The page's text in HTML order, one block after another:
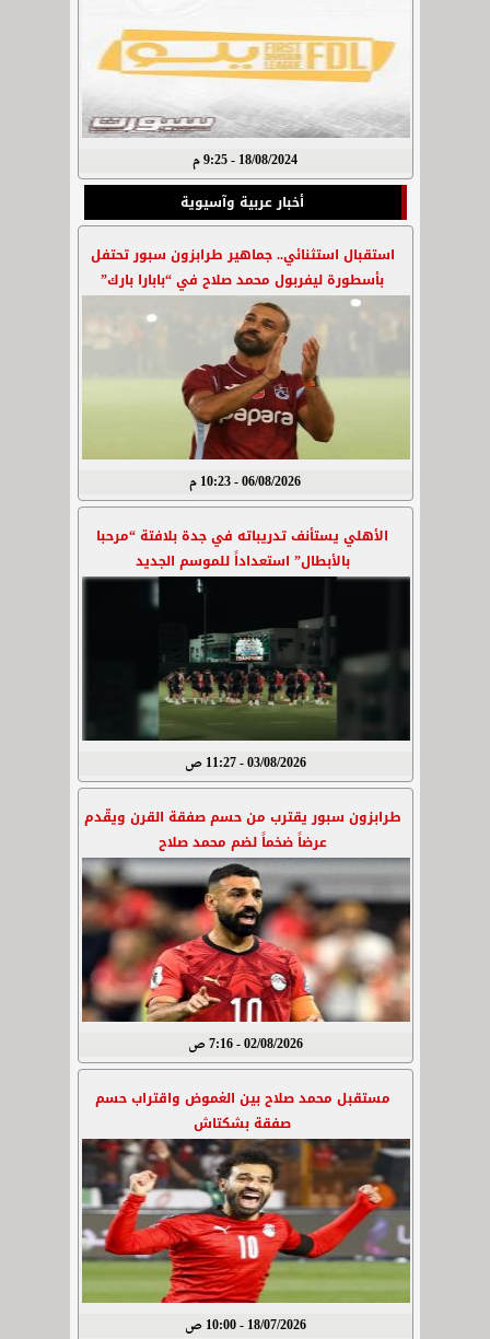
18/08/2024 - 9:25 م
أخبار عربية وآسيوية
استقبال استثنائي.. جماهير طرابزون سبور تحتفل
بأسطورة ليفربول محمد صلاح في “بابارا بارك”
06/08/2026 - 10:23 م
الأهلي يستأنف تدريباته في جدة بلافتة “مرحبا
بالأبطال” استعداداً للموسم الجديد
03/08/2026 - 11:27 ص
طرابزون سبور يقترب من حسم صفقة القرن ويقّدم
عرضاً ضخماً لضم محمد صلاح
02/08/2026 - 7:16 ص
مستقبل محمد صلاح بين الغموض واقتراب حسم
صفقة بشكتاش
18/07/2026 - 10:00 ص